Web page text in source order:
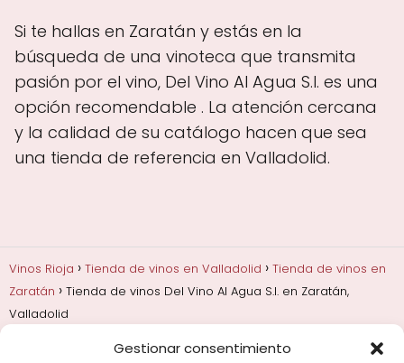
Gestionar consentimiento
Si te hallas en Zaratán y estás en la
búsqueda de una vinoteca que transmita
pasión por el vino, Del Vino Al Agua S.l. es una
opción recomendable . La atención cercana
y la calidad de su catálogo hacen que sea
una tienda de referencia en Valladolid.
Vinos Rioja Tienda de vinos en Valladolid
Tienda de vinos en
Zaratán
Tienda de vinos Del Vino Al Agua S.l. en Zaratán,
Valladolid
Añadas, crianza y guarda Bodegas y marcas de